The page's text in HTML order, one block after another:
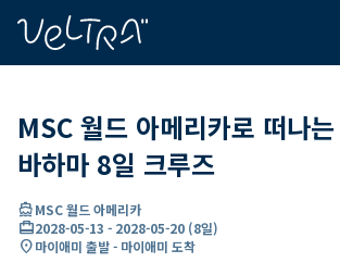
MSC 월드 아메리카로 떠나
바하마 8일 크루즈
directions_boatMSC 월드 아메리카
card_travel2028-05-13 - 2028-05-20 (8일)
location_on마이애미 출발 - 마이애미 도착